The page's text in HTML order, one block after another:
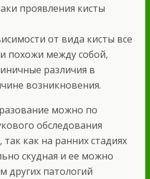
от вида кисты все
похожи между собой,
различия в
возникновения.
можно по
обследования
как на ранних стадиях
скудная и ее можно
других патологий